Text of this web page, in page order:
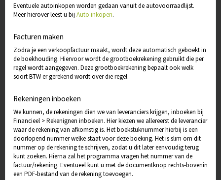
Eventuele autoinkopen worden gedaan vanuit de autovoorraadlijst.
Meer hierover leest u bij Auto inkopen.
Facturen maken
Zodra je een verkoopfactuur maakt, wordt deze automatisch geboekt in
de boekhouding. Hiervoor wordt de grootboekrekening gebruikt die per
regel wordt aangegeven. Deze grootboekrekening bepaalt ook welk
soort BTW er gerekend wordt over die regel.
Rekeningen inboeken
We kunnen, de rekeningen dien we van leveranciers krijgen, inboeken bij
Financieel > Rekenignen inboeken. Hier kiezen we allereerst de leverancier
waar de rekening van afkomstig is. Het boekstuknummer hierbij is een
doorlopend nummer welke staat voor deze boeking. Het is slim om dit
nummer op de rekening te schrijven, zodat u dit later eenvoudig terug
kunt zoeken. Hierna zal het programma vragen het nummer van de
factuur/rekening. Eventueel kunt u met de documentknop rechts-bovenin
een PDF-bestand van de rekening toevoegen.